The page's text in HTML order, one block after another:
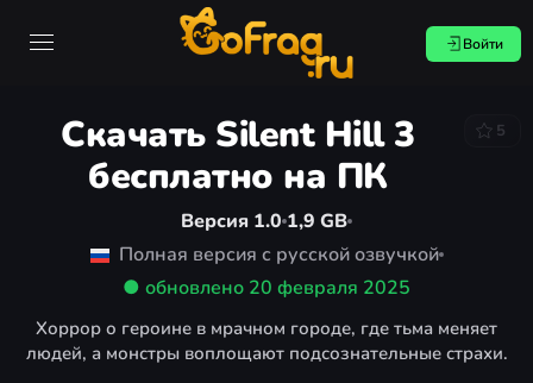
Войти
Скачать Silent Hill 3
бесплатно на ПК
5
Версия 1.0 1,9 GB
Полная версия с русской озвучкой
● обновлено 20 февраля 2025
Хоррор о героине в мрачном городе, где тьма меняет
людей, а монстры воплощают подсознательные страхи.